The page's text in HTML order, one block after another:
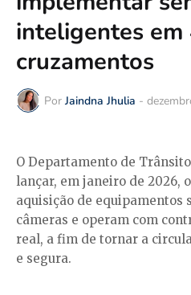
inteligentes em
cruzamentos
Por Jaindna Jhulia -
O Departamento de
lançar, em janeiro de 2026,
aquisição de equipamentos
câmeras e operam com
real, a fim de tornar a
e segura.